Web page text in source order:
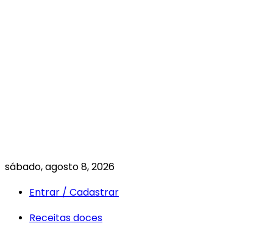
sábado, agosto 8, 2026
Entrar / Cadastrar
Receitas doces